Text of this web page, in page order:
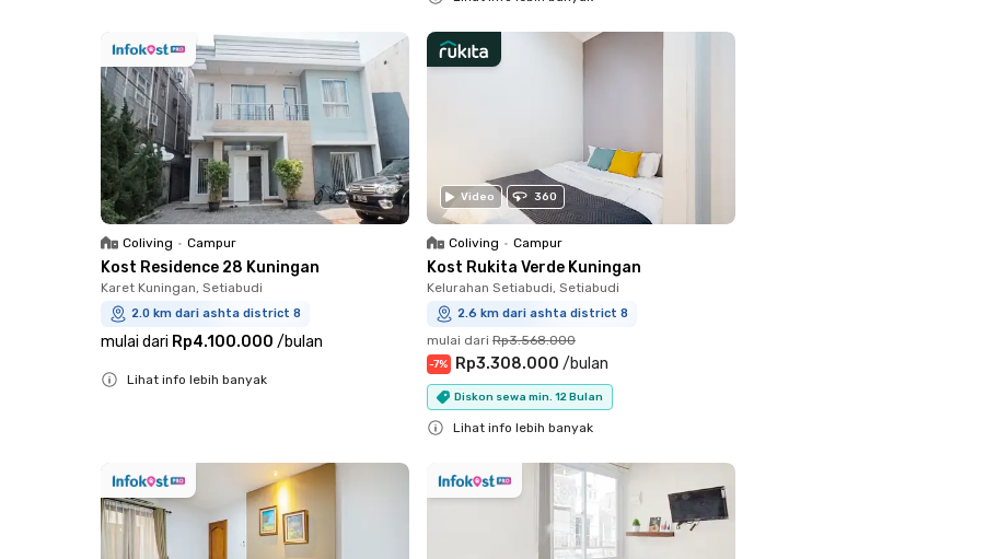
Coliving • Campur
Kost Residence 28 Kuningan
Karet Kuningan, Setiabudi
2.0 km dari ashta district 8
mulai dari Rp4.100.000 /bulan
Lihat info lebih banyak
Video 360
Coliving • Campur
Kost Rukita Verde Kuningan
Kelurahan Setiabudi, Setiabudi
2.6 km dari ashta district 8
mulai dari Rp3.568.000
-7% Rp3.308.000 /bulan
Diskon sewa min. 12 Bulan
Lihat info lebih banyak